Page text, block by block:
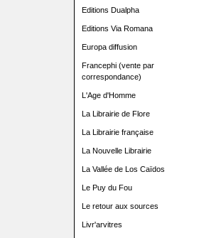
Editions Dualpha
Editions Via Romana
Europa diffusion
Francephi (vente par
correspondance)
L'Age d'Homme
La Librairie de Flore
La Librairie française
La Nouvelle Librairie
La Vallée de Los Caïdos
Le Puy du Fou
Le retour aux sources
Livr'arvitres